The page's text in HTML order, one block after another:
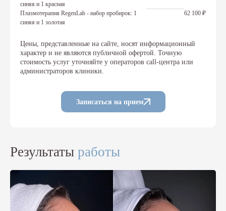
синяя и 1 красная
Плазмотерапия RegenLab - набор пробирок: 1
синяя и 1 золотая
62 100 ₽
Цены, представленные на сайте, носят информационный
характер и не являются публичной офертой. Точную
стоимость услуг уточняйте у операторов call-центра или
администраторов клиники.
Записаться на прием
Результаты работы